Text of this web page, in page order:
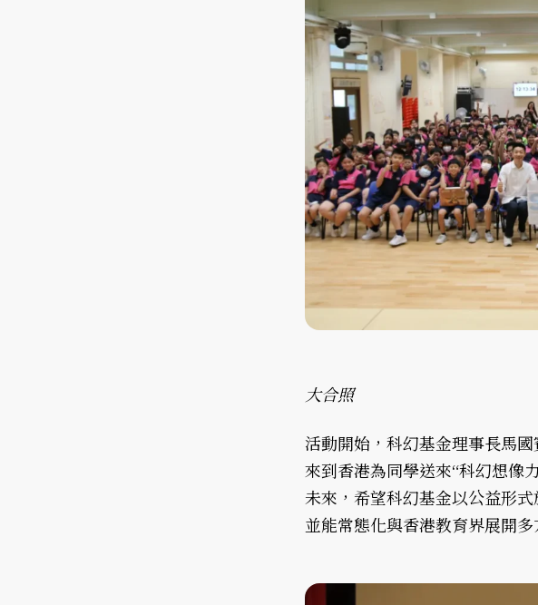
大合照
活動開始，科幻基金理事長馬
來到香港為同學送來“科幻想像
未來，希望科幻基金以公益形
並能常態化與香港教育界展開多